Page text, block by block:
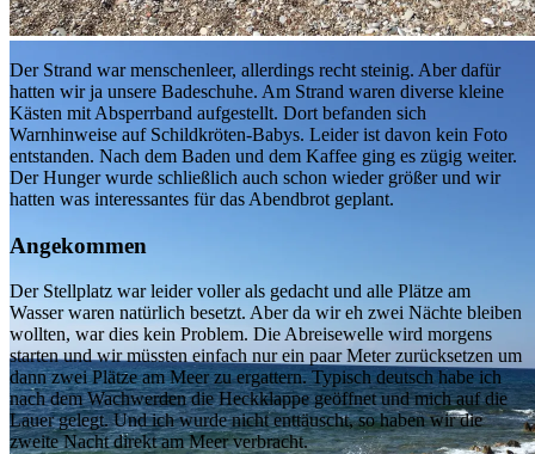
Der Strand war menschenleer, allerdings recht steinig. Aber dafür
hatten wir ja unsere Badeschuhe. Am Strand waren diverse kleine
Kästen mit Absperrband aufgestellt. Dort befanden sich
Warnhinweise auf Schildkröten-Babys. Leider ist davon kein Foto
entstanden. Nach dem Baden und dem Kaffee ging es zügig weiter.
Der Hunger wurde schließlich auch schon wieder größer und wir
hatten was interessantes für das Abendbrot geplant.
Angekommen
Der Stellplatz war leider voller als gedacht und alle Plätze am
Wasser waren natürlich besetzt. Aber da wir eh zwei Nächte bleiben
wollten, war dies kein Problem. Die Abreisewelle wird morgens
starten und wir müssten einfach nur ein paar Meter zurücksetzen um
dann zwei Plätze am Meer zu ergattern. Typisch deutsch habe ich
nach dem Wachwerden die Heckklappe geöffnet und mich auf die
Lauer gelegt. Und ich wurde nicht enttäuscht, so haben wir die
zweite Nacht direkt am Meer verbracht.